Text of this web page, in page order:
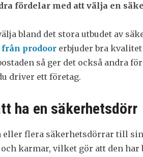
fördelar med att välja en
bland det stora utbudet av
prodoor erbjuder bra
så ger det också andra
driver ett företag.
ha en säkerhetsdörr
eller flera säkerhetsdörrar till
karmar, vilket gör att den